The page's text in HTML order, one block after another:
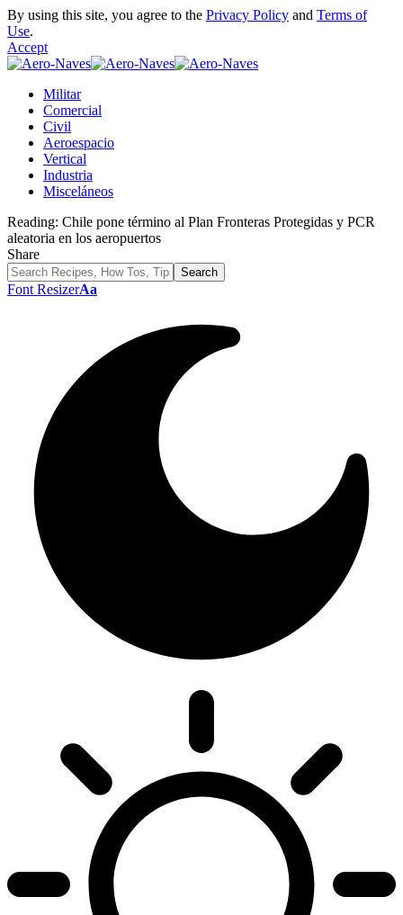
By using this site, you agree to the Privacy Policy and Terms of
Use.
Accept
Militar
Comercial
Civil
Aeroespacio
Vertical
Industria
Misceláneos
Reading: Chile pone término al Plan Fronteras Protegidas y PCR
aleatoria en los aeropuertos
Share
Font ResizerAa